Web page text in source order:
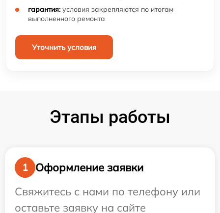
гарантия: условия закрепляются по итогам
выполненного ремонта
Уточнить условия
Этапы работы
1
Оформление заявки
Свяжитесь с нами по телефону или
оставьте заявку на сайте